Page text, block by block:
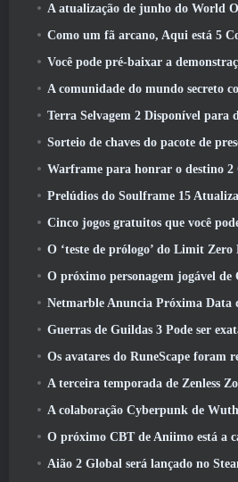
A atualização de junho do World Of Warships comemora o Dia da
Como um fã arcano, Aqui está 5 Coisas
Você pode pré-baixar a demonstração do Steam Next Fest
A comunidade do mundo secreto comemora o 14º aniversário
Terra Selvagem 2 Disponível para download
Sorteio de chaves do pacote de
Warframe para honrar o destino 2 Com
Prelúdios do Soulframe 15 Atualizar
Cinco jogos gratuitos que você pode gostar de
O ‘teste de prólogo’ do Limit Zero
O próximo personagem jogável de Overwatch parece ser um
Netmarble Anuncia Próxima Data de
Guerras de Guildas 3 Pode ser exatamente o que
Os avatares do RuneScape foram reformulados na maior
A terceira temporada de Zenless Zone Zero começa com uma viagem para uma
A colaboração Cyberpunk de Wuthering Waves é exatamente o que eu
O próximo CBT de Aniimo está a caminho… E,
Aião 2 Global será lançado no Steam